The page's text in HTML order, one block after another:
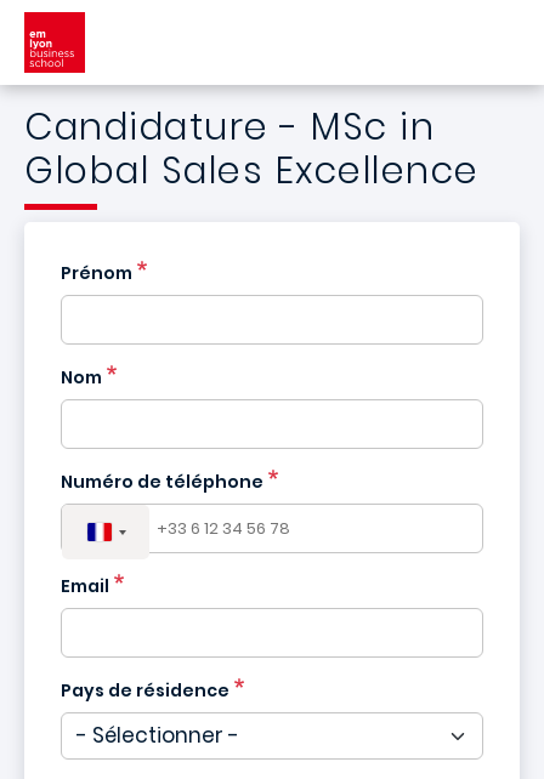
Aller au contenu principal
Candidature - MSc in
Global Sales Excellence
Prénom
Nom
Numéro de téléphone
Email
Pays de résidence